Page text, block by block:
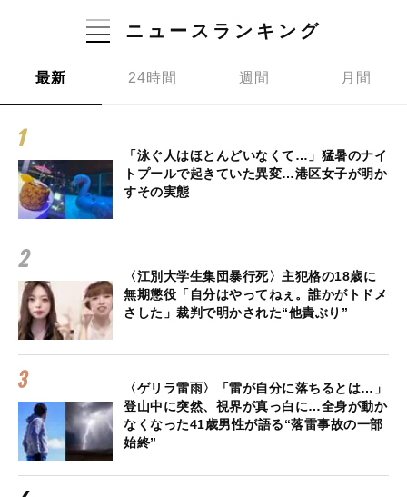
ニュースランキング
最新 24時間 週間 月間
「泳ぐ人はほとんどいなくて…」猛暑のナイ
トプールで起きていた異変…港区女子が明か
すその実態
〈江別大学生集団暴行死〉主犯格の18歳に
無期懲役「自分はやってねぇ。誰かがトドメ
さした」裁判で明かされた“他責ぶり”
〈ゲリラ雷雨〉「雷が自分に落ちるとは…」
登山中に突然、視界が真っ白に…全身が動か
なくなった41歳男性が語る“落雷事故の一部
始終”